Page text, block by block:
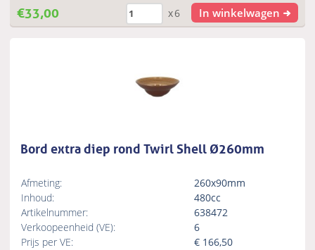
€33,00 x6 In winkelwagen
Bord extra diep rond Twirl Shell Ø260mm
Afmeting:
260x90mm
Inhoud:
480cc
Artikelnummer:
638472
Verkoopeenheid (VE):
6
Prijs per VE:
€ 166,50